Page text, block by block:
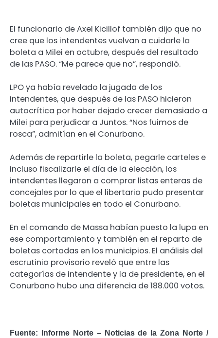
El funcionario de Axel Kicillof también dijo que no
cree que los intendentes vuelvan a cuidarle la
boleta a Milei en octubre, después del resultado
de las PASO. “Me parece que no”, respondió.
LPO ya había revelado la jugada de los
intendentes, que después de las PASO hicieron
autocrítica por haber dejado crecer demasiado a
Milei para perjudicar a Juntos. “Nos fuimos de
rosca”, admitían en el Conurbano.
Además de repartirle la boleta, pegarle carteles e
incluso fiscalizarle el día de la elección, los
intendentes llegaron a comprar listas enteras de
concejales por lo que el libertario pudo presentar
boletas municipales en todo el Conurbano.
En el comando de Massa habían puesto la lupa en
ese comportamiento y también en el reparto de
boletas cortadas en los municipios. El análisis del
escrutinio provisorio reveló que entre las
categorías de intendente y la de presidente, en el
Conurbano hubo una diferencia de 188.000 votos.
Fuente: Informe Norte – Noticias de la Zona Norte /